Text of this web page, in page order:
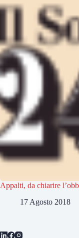
Appalti, da chiarire
17 Agosto 2018